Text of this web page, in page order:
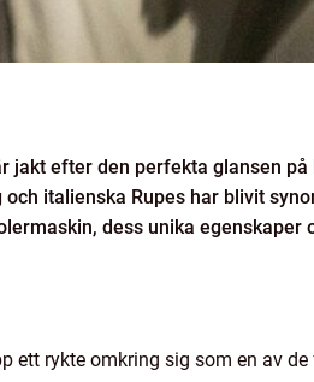
efter den perfekta glansen
italienska Rupes har blivit
dess unika
ett rykte omkring sig som en av